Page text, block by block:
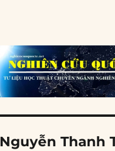
Nguyễn Thanh